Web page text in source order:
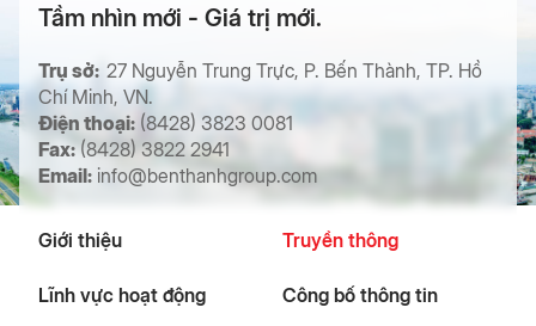
Tầm nhìn mới - Giá trị mới.
Trụ sở: 27 Nguyễn Trung Trực, P. Bến Thành, TP. Hồ
Chí Minh, VN.
Điện thoại: (8428) 3823 0081
Fax:(8428) 3822 2941
Email: info@benthanhgroup.com
Giới thiệu
Lĩnh vực hoạt động
Truyền thông
Công bố thông tin